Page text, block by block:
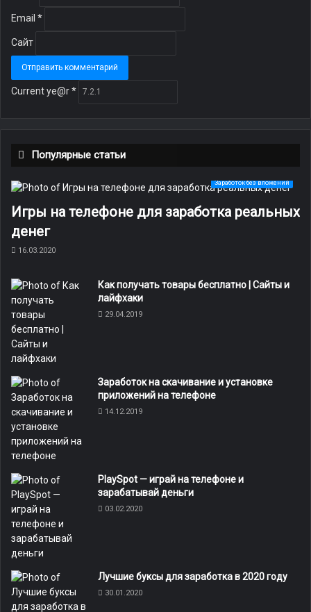
Email *
Сайт
Current ye@r*
Популярные статьи
Заработок без вложений
Игры на телефоне для заработка реальных
денег
16.03.2020
Как получать товары бесплатно | Сайты и
лайфхаки
29.04.2019
Заработок на скачивание и установке
приложений на телефоне
14.12.2019
8
PlaySpot — играй на телефоне и
зарабатывай деньги
03.02.2020
Лучшие буксы для заработка в 2020 году
30.01.2020